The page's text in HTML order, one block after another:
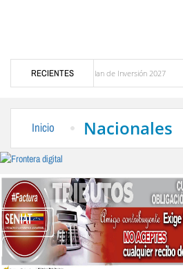
RECIENTES
del Plan de Inversión 2027
Inicio Nacionales